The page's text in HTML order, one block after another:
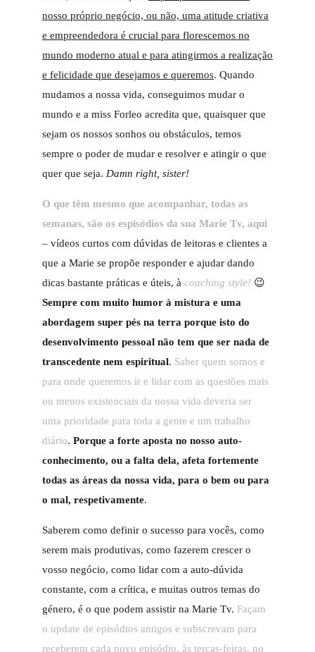
nosso próprio negócio, ou não, uma atitude criativa
e empreendedora é crucial para florescemos no
mundo moderno atual e para atingirmos a realização
e felicidade que desejamos e queremos. Quando
mudamos a nossa vida, conseguimos mudar o
mundo e a miss Forleo acredita que, quaisquer que
sejam os nossos sonhos ou obstáculos, temos
sempre o poder de mudar e resolver e atingir o que
quer que seja. Damn right, sister!
O que têm mesmo que acompanhar, todas as
semanas, são os espisódios da sua Marie Tv, aqui
– vídeos curtos com dúvidas de leitoras e clientes a
que a Marie se propõe responder e ajudar dando
dicas bastante práticas e úteis, à coaching style! 😉
Sempre com muito humor à mistura e uma
abordagem super pés na terra porque isto do
desenvolvimento pessoal não tem que ser nada de
transcedente nem espiritual. Saber quem somos e
para onde queremos ir e lidar com as questões mais
ou menos existenciais da nossa vida deveria ser
uma prioridade para toda a gente e um trabalho
diário. Porque a forte aposta no nosso auto-
conhecimento, ou a falta dela, afeta fortemente
todas as áreas da nossa vida, para o bem ou para
o mal, respetivamente.
Saberem como definir o sucesso para vocês, como
serem mais produtivas, como fazerem crescer o
vosso negócio, como lidar com a auto-dúvida
constante, com a crítica, e muitas outros temas do
género, é o que podem assistir na Marie Tv. Façam
o update de episódios antigos e subscrevam para
receberem cada novo episódio, às terças-feiras, no